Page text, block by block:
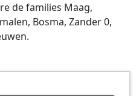
de families Maag,
Bosma, Zander 0,